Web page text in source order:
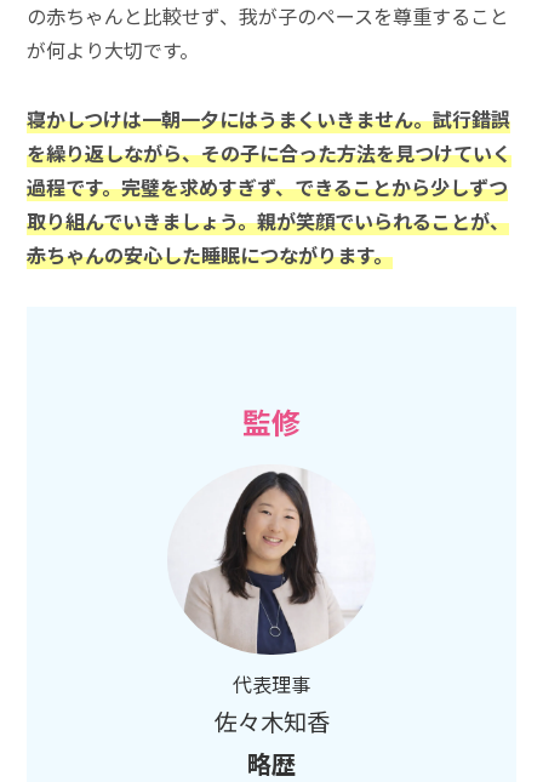
の赤ちゃんと比較せず、我が子のペースを尊重すること
が何より大切です。
寝かしつけは一朝一夕にはうまくいきません。試行錯誤
を繰り返しながら、その子に合った方法を見つけていく
過程です。完璧を求めすぎず、できることから少しずつ
取り組んでいきましょう。親が笑顔でいられることが、
赤ちゃんの安心した睡眠につながります。
監修
代表理事
佐々木知香
略歴